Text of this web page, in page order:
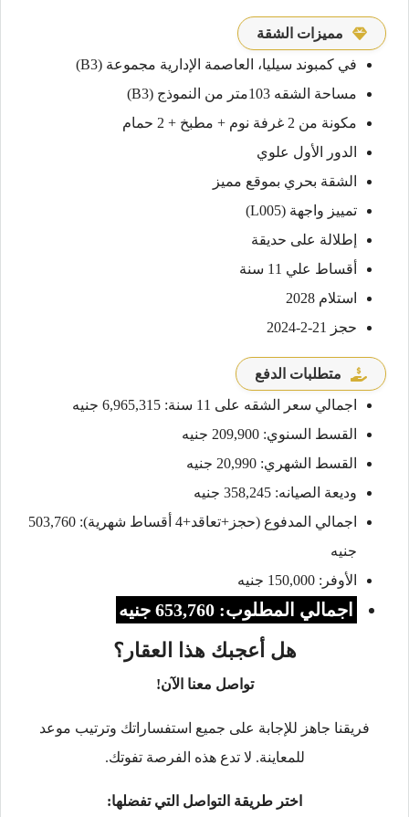
مميزات الشقة
في كمبوند سيليا، العاصمة الإدارية مجموعة (B3)
مساحة الشقه 103متر من النموذج (B3)
مكونة من 2 غرفة نوم + مطبخ + 2 حمام
الدور الأول علوي
الشقة بحري بموقع مميز
تمييز واجهة (L005)
إطلالة على حديقة
أقساط علي 11 سنة
استلام 2028
حجز 21-2-2024
متطلبات الدفع
اجمالي سعر الشقه على 11 سنة: 6,965,315 جنيه
القسط السنوي: 209,900 جنيه
القسط الشهري: 20,990 جنيه
وديعة الصيانه: 358,245 جنيه
اجمالي المدفوع (حجز+تعاقد+4 أقساط شهرية): 503,760
جنيه
الأوفر: 150,000 جنيه
اجمالي المطلوب: 653,760 جنيه
هل أعجبك هذا العقار؟
تواصل معنا الآن!
فريقنا جاهز للإجابة على جميع استفساراتك وترتيب موعد
للمعاينة. لا تدع هذه الفرصة تفوتك.
اختر طريقة التواصل التي تفضلها: